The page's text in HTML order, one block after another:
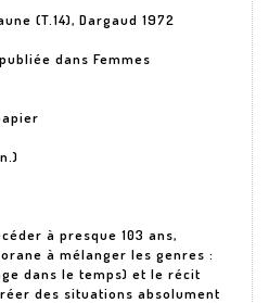
(T.14), Dargaud 1972
dans Femmes
à presque 103 ans,
à mélanger les genres :
dans le temps) et le récit
des situations absolument